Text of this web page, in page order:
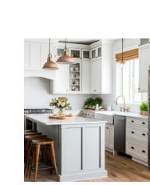
Vente de biens
ses environs :
d’exception
Gestion locative à
accompagnement sur
investissement
Conseils